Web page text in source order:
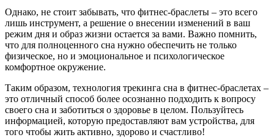
Однако, не стоит забывать, что фитнес-браслеты – это всего
лишь инструмент, а решение о внесении изменений в ваш
режим дня и образ жизни остается за вами. Важно помнить,
что для полноценного сна нужно обеспечить не только
физическое, но и эмоциональное и психологическое
комфортное окружение.
Таким образом, технология трекинга сна в фитнес-браслетах –
это отличный способ более осознанно подходить к вопросу
своего сна и заботиться о здоровье в целом. Пользуйтесь
информацией, которую предоставляют вам устройства, для
того чтобы жить активно, здорово и счастливо!